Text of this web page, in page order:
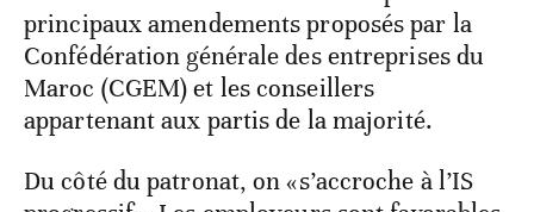
principaux amendements proposés par la
Confédération générale des entreprises du
Maroc (CGEM) et les conseillers
appartenant aux partis de la majorité.
Du côté du patronat, on «s’accroche à l’IS